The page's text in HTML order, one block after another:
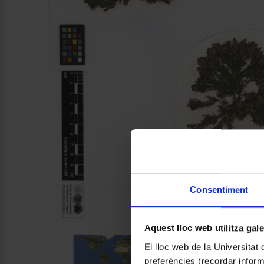
Consentiment
Aquest lloc web utilitza
El lloc web de la Universitat
preferències (recordar